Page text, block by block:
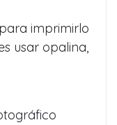
imprimirlo
usar opalina,